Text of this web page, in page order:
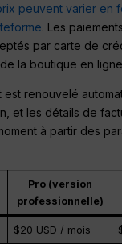
peuvent varier en
. Les
par carte de
la boutique en
est renouvelé
et les détails de
à partir des
Pro (version
professionnelle)
$20 USD / mois